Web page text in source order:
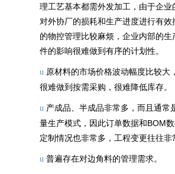
理工艺基本都需外发加工，由于企业
对外协厂的损耗和生产进度进行有
的物控管理比较麻烦，企业内部的
件的影响很难做到有序的计划性。
u 原材料的市场价格波动幅度比较大
很难做到按需采购，很难降低库存。
u 产成品、半成品非常多，而且通常
量生产模式，因此订单数据和BOM
定制情况也非常多，工程变更往往非
u 普遍存在对边角料的管理需求。